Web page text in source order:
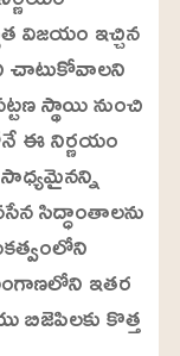
విజయం ఇచ్చిన
చాటుకోవాలని
స్థాయి నుంచి
ఈ నిర్ణయం
సాధ్యమైనన్ని
సిద్ధాంతాలను
ఇతర
బిజెపిలకు కొత్త